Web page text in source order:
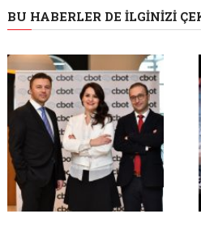
BU HABERLER DE İLGINIZI